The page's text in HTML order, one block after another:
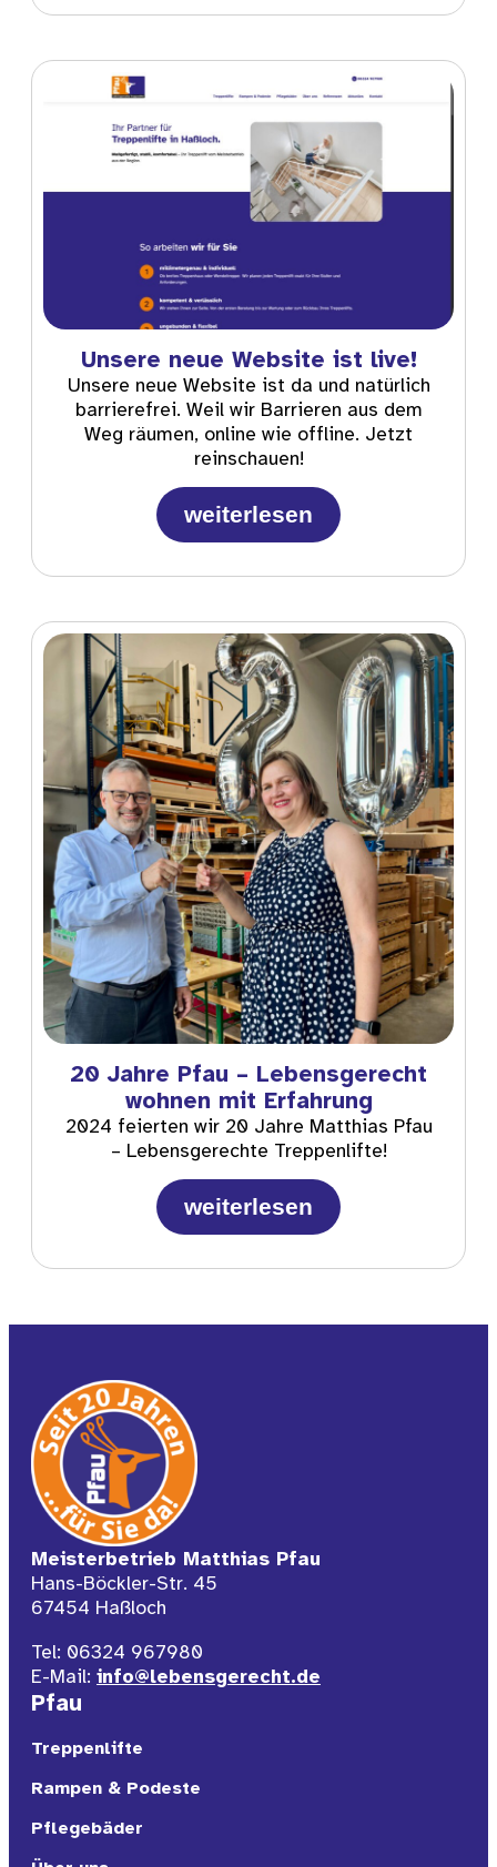
Unsere neue Website ist live!
Unsere neue Website ist da und natürlich
barrierefrei. Weil wir Barrieren aus dem
Weg räumen, online wie offline. Jetzt
reinschauen!
weiterlesen
20 Jahre Pfau – Lebensgerecht
wohnen mit Erfahrung
2024 feierten wir 20 Jahre Matthias Pfau
– Lebensgerechte Treppenlifte!
weiterlesen
Meisterbetrieb Matthias Pfau
Hans-Böckler-Str. 45
67454 Haßloch
Tel: 06324 967980
E-Mail: info@lebensgerecht.de
Pfau
Treppenlifte
Rampen & Podeste
Pflegebäder